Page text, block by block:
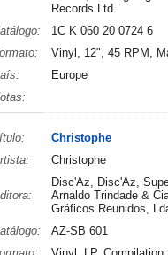
Records Ltd.
1C K 060 20 0724 6
Vinyl, 12", 45 RPM,
Europe
Christophe
Christophe
Disc'Az, Disc'Az,
Arnaldo Trindade &
Gráficos Reunidos,
AZ-SB 601